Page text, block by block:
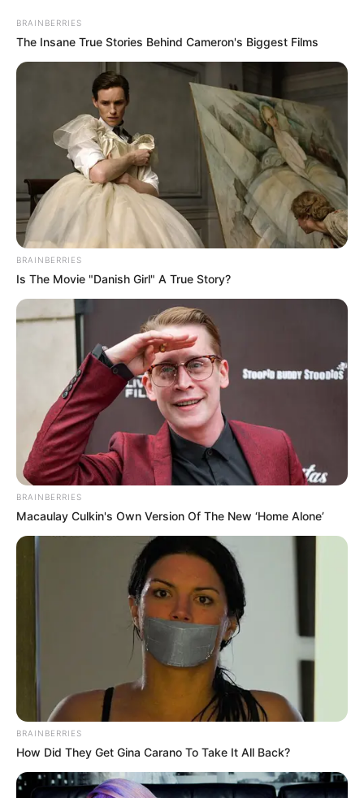
BRAINBERRIES
The Insane True Stories Behind Cameron's Biggest Films
BRAINBERRIES
Is The Movie "Danish Girl" A True Story?
BRAINBERRIES
Macaulay Culkin's Own Version Of The New ‘Home Alone’
BRAINBERRIES
How Did They Get Gina Carano To Take It All Back?